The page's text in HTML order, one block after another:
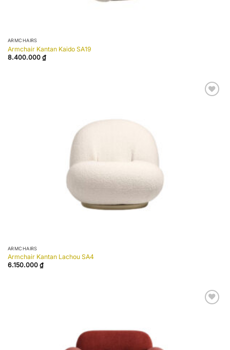
ARMCHAIRS
Armchair Kantan Kaido SA19
8.400.000 ₫
ARMCHAIRS
Armchair Kantan Lachou SA4
6.150.000 ₫